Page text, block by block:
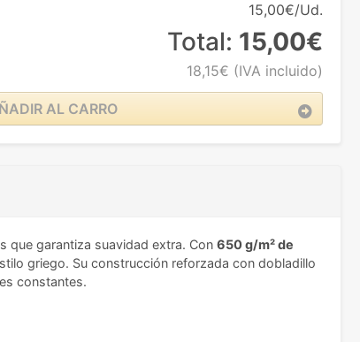
15,00€/Ud.
Total: 15,00€
18,15€ (IVA incluido)
AL CARRO
que garantiza suavidad extra. Con 650 g/m² de
griego. Su construcción reforzada con dobladillo
constantes.